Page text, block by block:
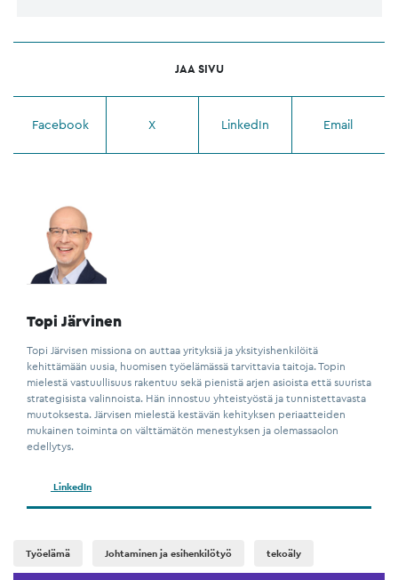
JAA SIVU
Facebook X LinkedIn Email
Topi Järvinen
Topi Järvisen missiona on auttaa yrityksiä ja yksityishenkilöitä
kehittämään uusia, huomisen työelämässä tarvittavia taitoja. Topin
mielestä vastuullisuus rakentuu sekä pienistä arjen asioista että suurista
strategisista valinnoista. Hän innostuu yhteistyöstä ja tunnistettavasta
muutoksesta. Järvisen mielestä kestävän kehityksen periaatteiden
mukainen toiminta on välttämätön menestyksen ja olemassaolon
edellytys.
LinkedIn
Työelämä Johtaminen ja esihenkilötyö tekoäly